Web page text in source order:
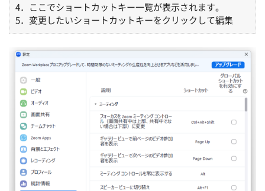
4．ここでショートカットキー一覧が表示されます。
5．変更したいショートカットキーをクリックして編集